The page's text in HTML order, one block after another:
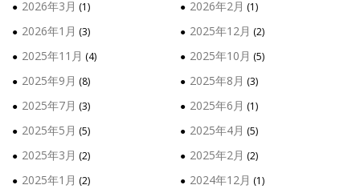
2026年3月 (1) 2026年2月 (1)
2026年1月 (3) 2025年12月 (2)
2025年11月 (4) 2025年10月 (5)
2025年9月 (8) 2025年8月 (3)
2025年7月 (3) 2025年6月 (1)
2025年5月 (5) 2025年4月 (5)
2025年3月 (2) 2025年2月 (2)
2025年1月 (2) 2024年12月 (1)